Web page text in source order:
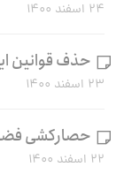
۲۴ اسفند ۱۴۰۰
حذف قوانین
۲۳ اسفند ۱۴۰۰
حصارکشی
۲۲ اسفند ۱۴۰۰